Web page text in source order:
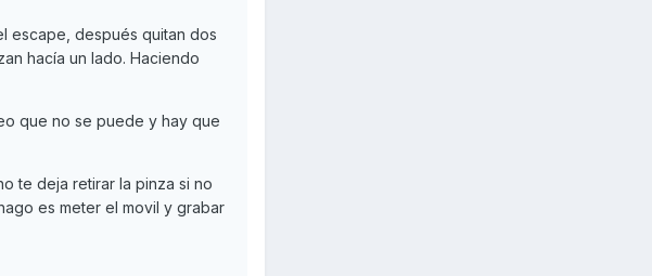
escape, después quitan dos
hacía un lado. Haciendo
que no se puede y hay que
te deja retirar la pinza si no
es meter el movil y grabar